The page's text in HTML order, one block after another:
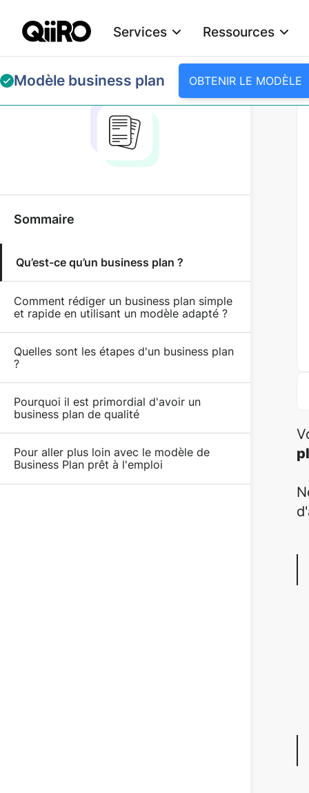
Services Ressources
Modèle business plan OBTENIR LE MODÈLE
Sommaire
Qu’est-ce qu’un business plan ?
Comment rédiger un business plan simple
et rapide en utilisant un modèle adapté ?
Quelles sont les étapes d'un business plan
?
Pourquoi il est primordial d'avoir un
business plan de qualité
Pour aller plus loin avec le modèle de
Business Plan prêt à l'emploi